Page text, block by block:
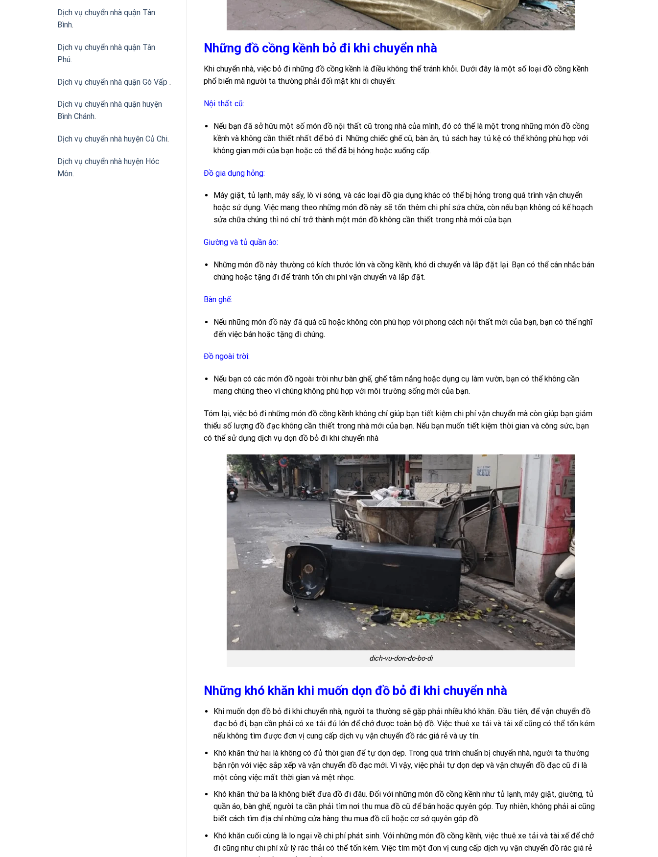
Dịch vụ chuyển nhà quận Tân
Bình.
Dịch vụ chuyển nhà quận Tân
Phú.
Dịch vụ chuyển nhà quận Gò Vấp .
Dịch vụ chuyển nhà quận huyện
Bình Chánh.
Dịch vụ chuyển nhà huyện Củ Chi.
Dịch vụ chuyển nhà huyện Hóc
Môn.
Những đồ cồng kềnh bỏ đi khi chuyển nhà
Khi chuyển nhà, việc bỏ đi những đồ cồng kềnh là điều không thể tránh khỏi. Dưới đây là một số loại đồ cồng kềnh
phổ biến mà người ta thường phải đối mặt khi di chuyển:
Nội thất cũ:
Nếu bạn đã sở hữu một số món đồ nội thất cũ trong nhà của mình, đó có thể là một trong những món đồ cồng
kềnh và không cần thiết nhất để bỏ đi. Những chiếc ghế cũ, bàn ăn, tủ sách hay tủ kệ có thể không phù hợp với
không gian mới của bạn hoặc có thể đã bị hỏng hoặc xuống cấp.
Đồ gia dụng hỏng:
Máy giặt, tủ lạnh, máy sấy, lò vi sóng, và các loại đồ gia dụng khác có thể bị hỏng trong quá trình vận chuyển
hoặc sử dụng. Việc mang theo những món đồ này sẽ tốn thêm chi phí sửa chữa, còn nếu bạn không có kế hoạch
sửa chữa chúng thì nó chỉ trở thành một món đồ không cần thiết trong nhà mới của bạn.
Giường và tủ quần áo:
Những món đồ này thường có kích thước lớn và cồng kềnh, khó di chuyển và lắp đặt lại. Bạn có thể cân nhắc bán
chúng hoặc tặng đi để tránh tốn chi phí vận chuyển và lắp đặt.
Bàn ghế:
Nếu những món đồ này đã quá cũ hoặc không còn phù hợp với phong cách nội thất mới của bạn, bạn có thể nghĩ
đến việc bán hoặc tặng đi chúng.
Đồ ngoài trời:
Nếu bạn có các món đồ ngoài trời như bàn ghế, ghế tắm nắng hoặc dụng cụ làm vườn, bạn có thể không cần
mang chúng theo vì chúng không phù hợp với môi trường sống mới của bạn.
Tóm lại, việc bỏ đi những món đồ cồng kềnh không chỉ giúp bạn tiết kiệm chi phí vận chuyển mà còn giúp bạn giảm
thiểu số lượng đồ đạc không cần thiết trong nhà mới của bạn. Nếu bạn muốn tiết kiệm thời gian và công sức, bạn
có thể sử dụng dịch vụ dọn đồ bỏ đi khi chuyển nhà
dich-vu-don-do-bo-di
Những khó khăn khi muốn dọn đồ bỏ đi khi chuyển nhà
Khi muốn dọn đồ bỏ đi khi chuyển nhà, người ta thường sẽ gặp phải nhiều khó khăn. Đầu tiên, để vận chuyển đồ
đạc bỏ đi, bạn cần phải có xe tải đủ lớn để chở được toàn bộ đồ. Việc thuê xe tải và tài xế cũng có thể tốn kém
nếu không tìm được đơn vị cung cấp dịch vụ vận chuyển đồ rác giá rẻ và uy tín.
Khó khăn thứ hai là không có đủ thời gian để tự dọn dẹp. Trong quá trình chuẩn bị chuyển nhà, người ta thường
bận rộn với việc sắp xếp và vận chuyển đồ đạc mới. Vì vậy, việc phải tự dọn dẹp và vận chuyển đồ đạc cũ đi là
một công việc mất thời gian và mệt nhọc.
Khó khăn thứ ba là không biết đưa đồ đi đâu. Đối với những món đồ cồng kềnh như tủ lạnh, máy giặt, giường, tủ
quần áo, bàn ghế, người ta cần phải tìm nơi thu mua đồ cũ để bán hoặc quyên góp. Tuy nhiên, không phải ai cũng
biết cách tìm địa chỉ những cửa hàng thu mua đồ cũ hoặc cơ sở quyên góp đồ.
Khó khăn cuối cùng là lo ngại về chi phí phát sinh. Với những món đồ cồng kềnh, việc thuê xe tải và tài xế để chở
đi cũng như chi phí xử lý rác thải có thể tốn kém. Việc tìm một đơn vị cung cấp dịch vụ vận chuyển đồ rác giá rẻ